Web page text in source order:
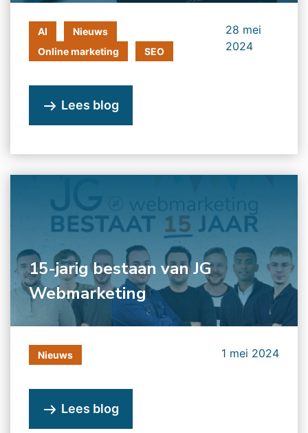
AI
Nieuws
Online marketing
SEO
28 mei
2024
Lees blog
15-jarig bestaan van JG
Webmarketing
Nieuws 1 mei 2024
Lees blog